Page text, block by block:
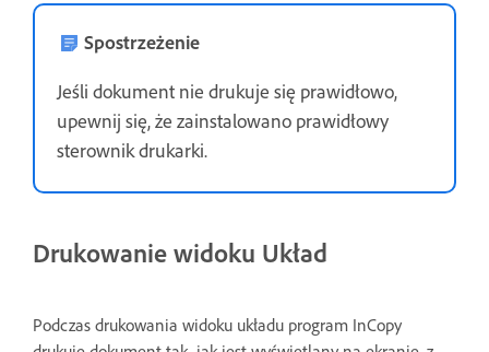
Spostrzeżenie
Jeśli dokument nie drukuje się prawidłowo,
upewnij się, że zainstalowano prawidłowy
sterownik drukarki.
Drukowanie widoku Układ
Podczas drukowania widoku układu program InCopy